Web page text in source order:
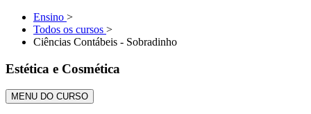
Ensino >
Todos os cursos >
Ciências Contábeis - Sobradinho
Estética e Cosmética
MENU DO CURSO